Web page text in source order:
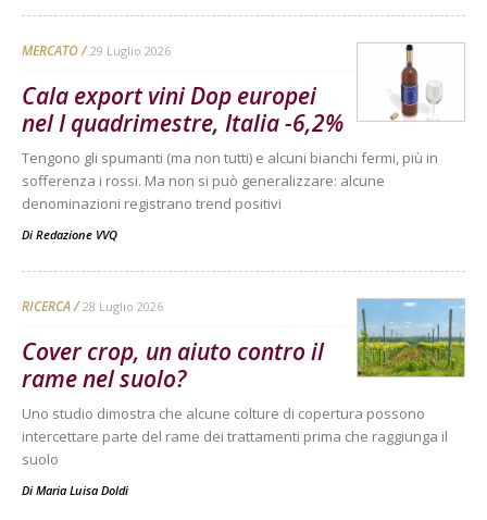
MERCATO 29 Luglio 2026
Cala export vini Dop europei
nel I quadrimestre, Italia -6,2%
Tengono gli spumanti (ma non tutti) e alcuni bianchi fermi, più in
sofferenza i rossi. Ma non si può generalizzare: alcune
denominazioni registrano trend positivi
Di Redazione VVQ
RICERCA 28 Luglio 2026
Cover crop, un aiuto contro il
rame nel suolo?
Uno studio dimostra che alcune colture di copertura possono
intercettare parte del rame dei trattamenti prima che raggiunga il
suolo
Di Maria Luisa Doldi